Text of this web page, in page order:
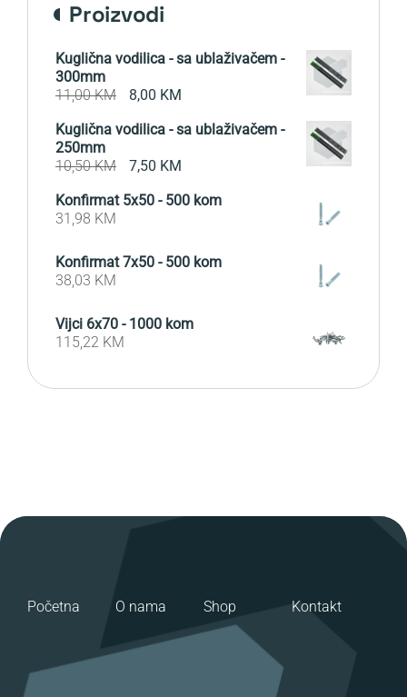
proizvodi
Kuglična vodilica - sa ublaživačem -
300mm
11,00KM
Original
was:
8,00 KM
is:
Kuglična vodilica - sa ublaživačem -
250mm
10,50KM
Original
was:
7,50 KM
is:
Konfirmat 5x50 - 500 kom
31,98 KM
Konfirmat 7x50 - 500 kom
38,03 KM
Vijci 6x70 - 1000 kom
115,22 KM
Početna O nama Shop Kontakt